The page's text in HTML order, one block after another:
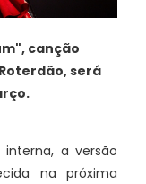
canção
será
a versão
na próxima